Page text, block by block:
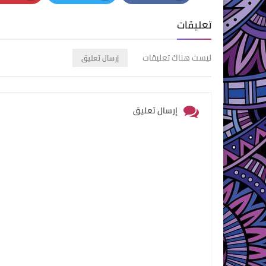
Facebook
Twitter
تعليقات
ليست هناك تعليقات إرسال تعليق
إرسال تعليق